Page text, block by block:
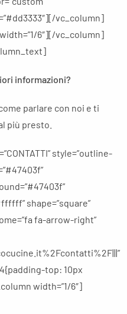
vc_column]
6″][/vc_column]
informazioni?
parlare con noi e ti
più presto.
style=”outline-
shape=”square”
fa-arrow-right”
top: 10px
width=”1/6″]